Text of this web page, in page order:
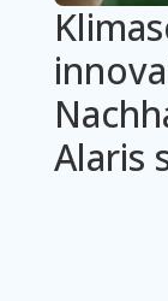
Alaris